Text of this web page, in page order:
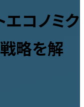
コノミク
略を解